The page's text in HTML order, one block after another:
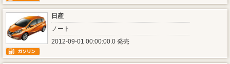
日産
ノート
2012-09-01 00:00:00.0 発売